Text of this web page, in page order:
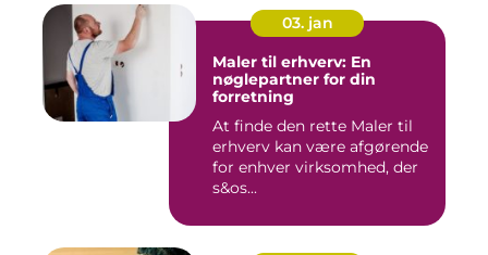
03. jan
Maler til erhverv: En
nøglepartner for din
forretning
At finde den rette Maler til
erhverv kan være afgørende
for enhver virksomhed, der
s&os...